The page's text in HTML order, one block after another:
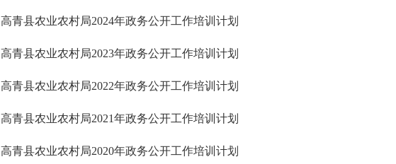
高青县农业农村局2024年政务公开工作培训计划
高青县农业农村局2023年政务公开工作培训计划
高青县农业农村局2022年政务公开工作培训计划
高青县农业农村局2021年政务公开工作培训计划
高青县农业农村局2020年政务公开工作培训计划